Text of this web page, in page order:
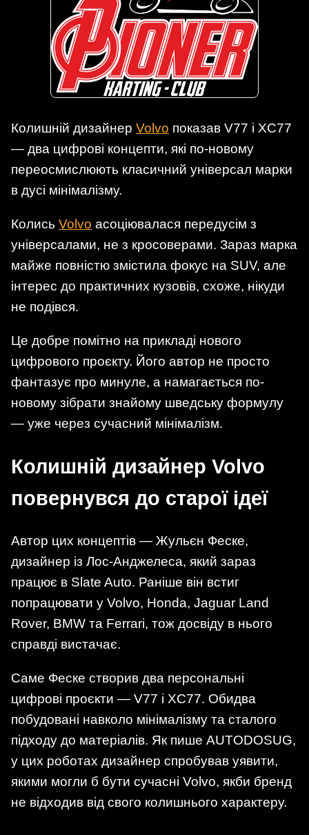
Колишній дизайнер Volvo показав V77 і XC77
— два цифрові концепти, які по-новому
переосмислюють класичний універсал марки
в дусі мінімалізму.
Колись Volvo асоціювалася передусім з
універсалами, не з кросоверами. Зараз марка
майже повністю змістила фокус на SUV, але
інтерес до практичних кузовів, схоже, нікуди
не подівся.
Це добре помітно на прикладі нового
цифрового проєкту. Його автор не просто
фантазує про минуле, а намагається по-
новому зібрати знайому шведську формулу
— уже через сучасний мінімалізм.
Колишній дизайнер Volvo
повернувся до старої ідеї
Автор цих концептів — Жульєн Феске,
дизайнер із Лос-Анджелеса, який зараз
працює в Slate Auto. Раніше він встиг
попрацювати у Volvo, Honda, Jaguar Land
Rover, BMW та Ferrari, тож досвіду в нього
справді вистачає.
Саме Феске створив два персональні
цифрові проєкти — V77 і XC77. Обидва
побудовані навколо мінімалізму та сталого
підходу до матеріалів. Як пише AUTODOSUG,
у цих роботах дизайнер спробував уявити,
якими могли б бути сучасні Volvo, якби бренд
не відходив від свого колишнього характеру.